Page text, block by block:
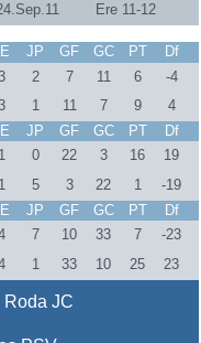
Ere 11-12
JP GF GC PT
Df
2 7 11 6
-4
1 11 7 9
4
JP GF GC PT
Df
1 0 22 3 16
19
1 5 3 22 1
-19
JP GF GC PT
Df
7 10 33 7
-23
1 33 10 25 23
Roda JC